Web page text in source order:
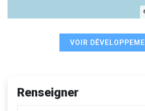
VOIR
Renseigner